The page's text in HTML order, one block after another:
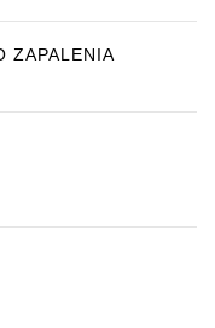
ZAPALENIA